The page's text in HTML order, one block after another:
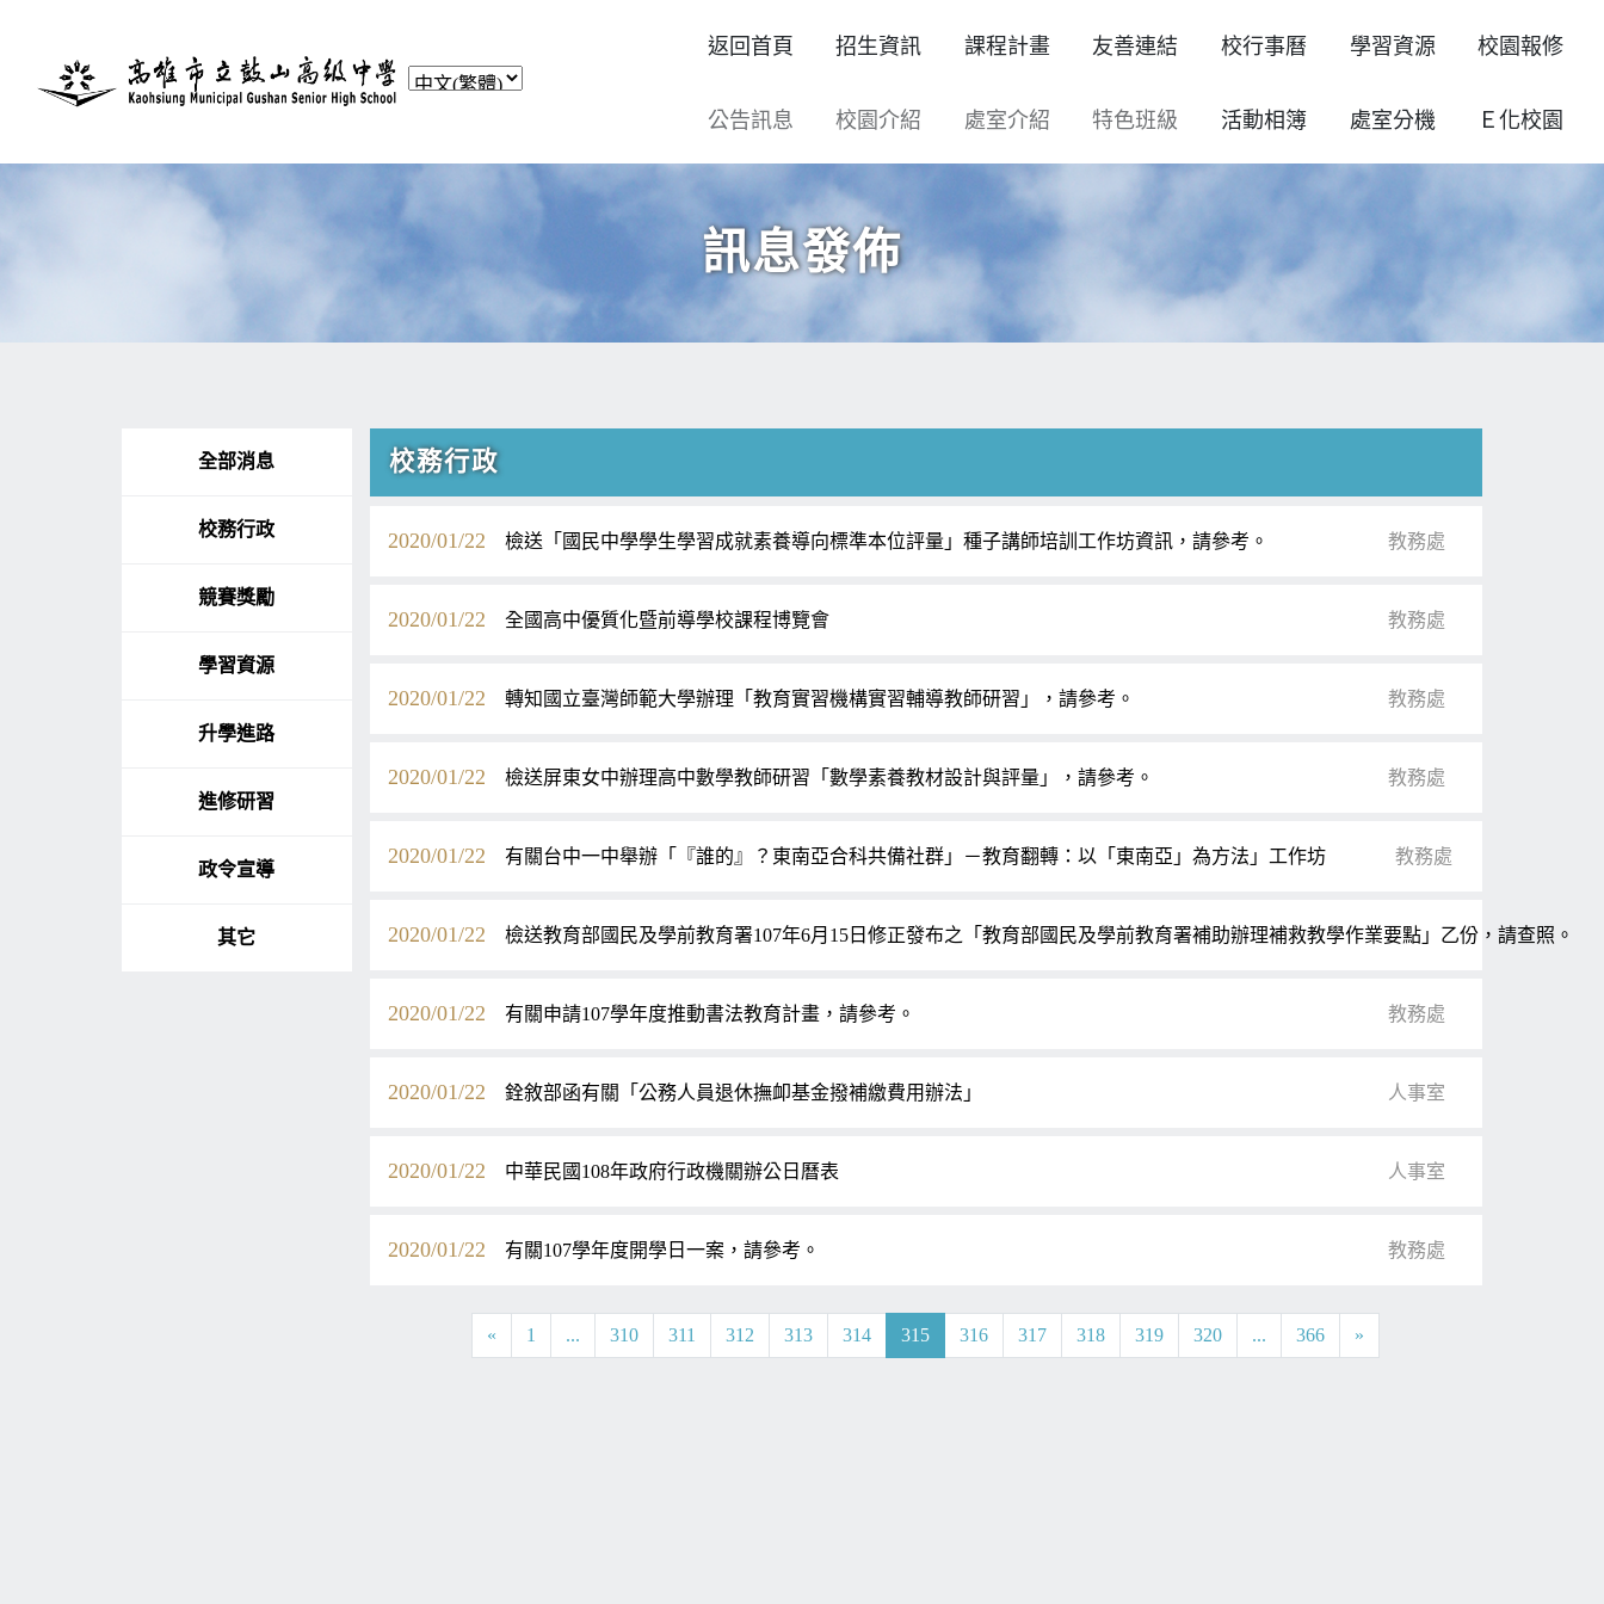
返回首頁 招生資訊 課程計畫 友善連結 校行事曆 學習資源 校園報修
公告訊息 校園介紹 處室介紹 特色班級 活動相簿 處室分機 Ｅ化校園
訊息發佈
全部消息
校務行政
競賽獎勵
學習資源
升學進路
進修研習
政令宣導
其它
校務行政
2020/01/22 檢送「國民中學學生學習成就素養導向標準本位評量」種子講師培訓工作坊資訊，請參考。 教務處
2020/01/22 全國高中優質化暨前導學校課程博覽會 教務處
2020/01/22 轉知國立臺灣師範大學辦理「教育實習機構實習輔導教師研習」，請參考。 教務處
2020/01/22 檢送屏東女中辦理高中數學教師研習「數學素養教材設計與評量」，請參考。 教務處
2020/01/22 有關台中一中舉辦「『誰的』？東南亞合科共備社群」－教育翻轉：以「東南亞」為方法」工作坊 教務處
2020/01/22 檢送教育部國民及學前教育署107年6月15日修正發布之「教育部國民及學前教育署補助辦理補救教學作業要點」乙份，請查照。
2020/01/22 有關申請107學年度推動書法教育計畫，請參考。 教務處
2020/01/22 銓敘部函有關「公務人員退休撫卹基金撥補繳費用辦法」 人事室
2020/01/22 中華民國108年政府行政機關辦公日曆表 人事室
2020/01/22 有關107學年度開學日一案，請參考。 教務處
« 1 ... 310 311 312 313 314 315 316 317 318 319 320 ... 366 »